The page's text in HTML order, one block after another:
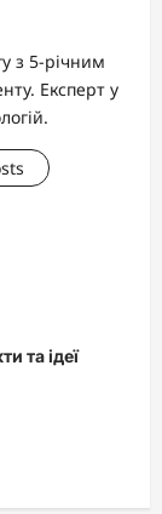
з 5-річним
Експерт у
та ідеї